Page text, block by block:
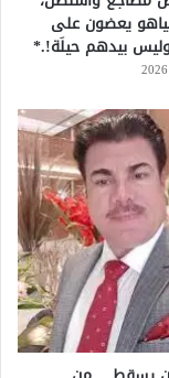
يعضون على
بيدهم حيلَة!.*